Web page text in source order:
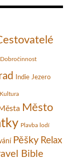
Dobročinnost
Indie Jezero
Kultura
Město
Plavba lodí
Pěšky Relax
Bible